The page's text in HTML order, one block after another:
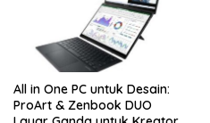
All in One PC untuk Desain:
ProArt & Zenbook DUO